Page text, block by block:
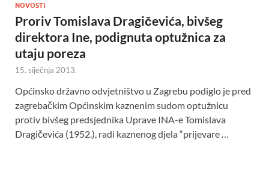
NOVOSTI
Proriv Tomislava Dragičevića, bivšeg
direktora Ine, podignuta optužnica za
utaju poreza
15. siječnja 2013.
Općinsko državno odvjetništvo u Zagrebu podiglo je pred
zagrebačkim Općinskim kaznenim sudom optužnicu
protiv bivšeg predsjednika Uprave INA-e Tomislava
Dragičevića (1952.), radi kaznenog djela “prijevare …